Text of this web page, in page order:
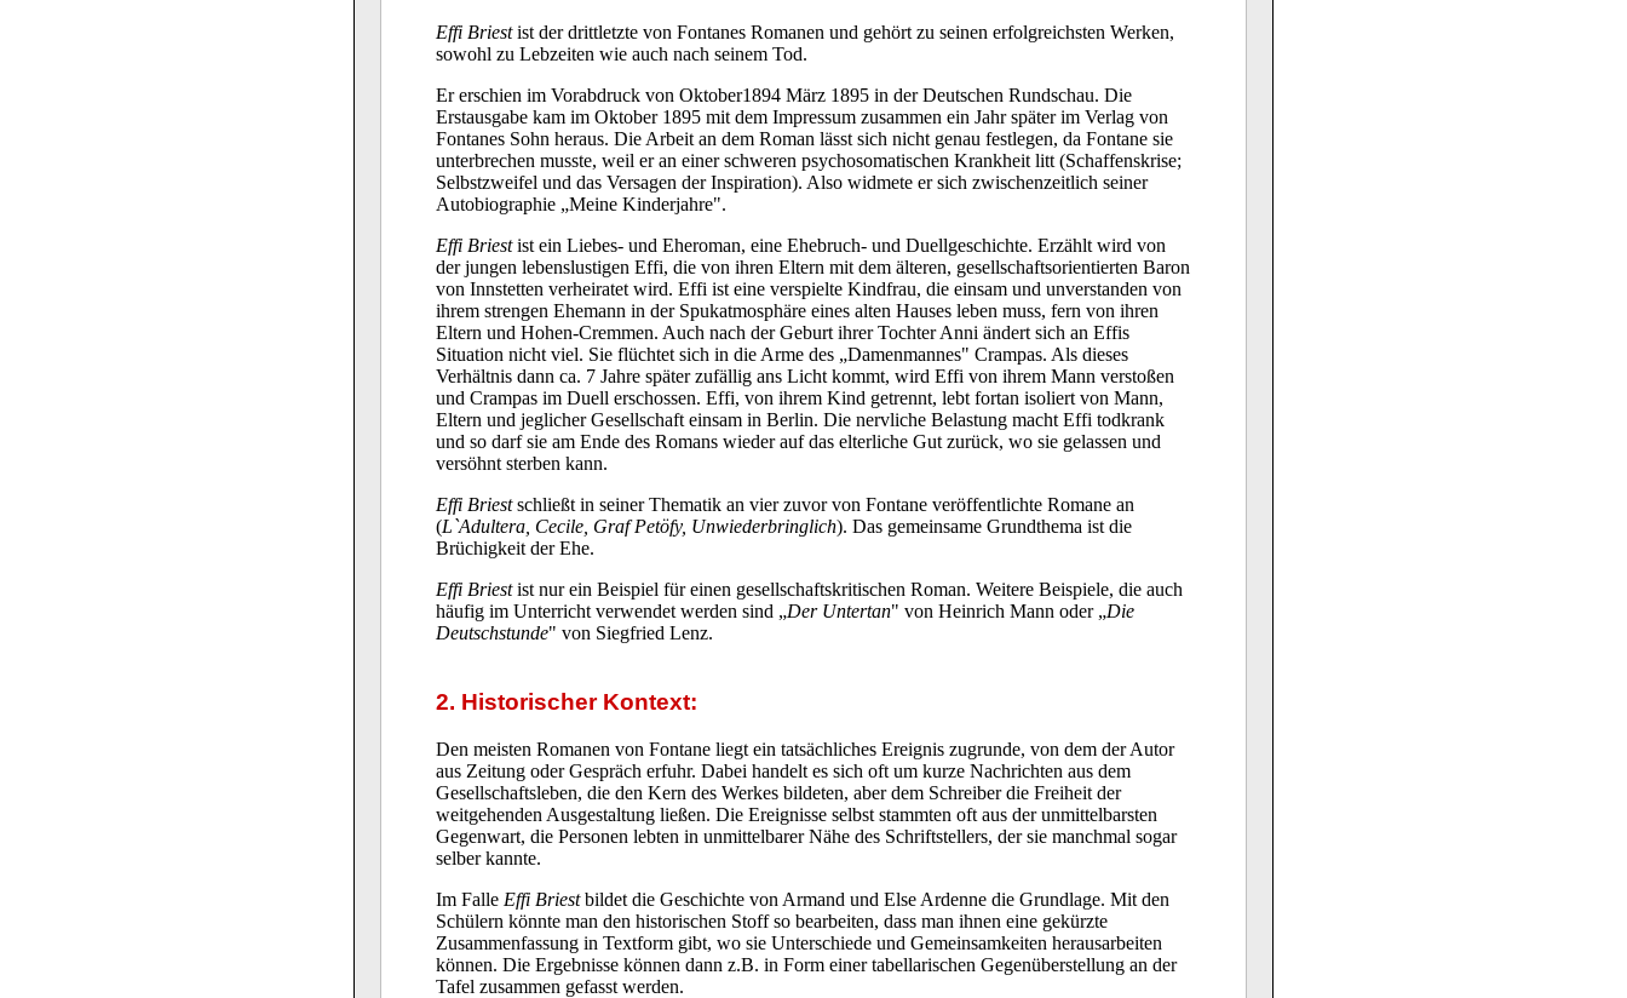
Effi Briestist der drittletzte von Fontanes Romanen und gehört zu seinen erfolgreichsten Werken,
sowohl zu Lebzeiten wie auch nach seinem Tod.
Er erschien im Vorabdruck von Oktober1894 März 1895 in der Deutschen Rundschau. Die
Erstausgabe kam im Oktober 1895 mit dem Impressum zusammen ein Jahr später im Verlag von
Fontanes Sohn heraus. Die Arbeit an dem Roman lässt sich nicht genau festlegen, da Fontane sie
unterbrechen musste, weil er an einer schweren psychosomatischen Krankheit litt (Schaffenskrise;
Selbstzweifel und das Versagen der Inspiration). Also widmete er sich zwischenzeitlich seiner
Autobiographie „Meine Kinderjahre".
Effi Briestist ein Liebes- und Eheroman, eine Ehebruch- und Duellgeschichte. Erzählt wird von
der jungen lebenslustigen Effi, die von ihren Eltern mit dem älteren, gesellschaftsorientierten Baron
von Innstetten verheiratet wird. Effi ist eine verspielte Kindfrau, die einsam und unverstanden von
ihrem strengen Ehemann in der Spukatmosphäre eines alten Hauses leben muss, fern von ihren
Eltern und Hohen-Cremmen. Auch nach der Geburt ihrer Tochter Anni ändert sich an Effis
Situation nicht viel. Sie flüchtet sich in die Arme des „Damenmannes" Crampas. Als dieses
Verhältnis dann ca. 7 Jahre später zufällig ans Licht kommt, wird Effi von ihrem Mann verstoßen
und Crampas im Duell erschossen. Effi, von ihrem Kind getrennt, lebt fortan isoliert von Mann,
Eltern und jeglicher Gesellschaft einsam in Berlin. Die nervliche Belastung macht Effi todkrank
und so darf sie am Ende des Romans wieder auf das elterliche Gut zurück, wo sie gelassen und
versöhnt sterben kann.
Effi Briestschließt in seiner Thematik an vier zuvor von Fontane veröffentlichte Romane an
(L`Adultera, Cecile, Graf Petöfy, Unwiederbringlich). Das gemeinsame Grundthema ist die
Brüchigkeit der Ehe.
Effi Briestist nur ein Beispiel für einen gesellschaftskritischen Roman. Weitere Beispiele, die auch
häufig im Unterricht verwendet werden sind „Der Untertan" von Heinrich Mann oder „Die
Deutschstunde" von Siegfried Lenz.
2. Historischer Kontext:
Den meisten Romanen von Fontane liegt ein tatsächliches Ereignis zugrunde, von dem der Autor
aus Zeitung oder Gespräch erfuhr. Dabei handelt es sich oft um kurze Nachrichten aus dem
Gesellschaftsleben, die den Kern des Werkes bildeten, aber dem Schreiber die Freiheit der
weitgehenden Ausgestaltung ließen. Die Ereignisse selbst stammten oft aus der unmittelbarsten
Gegenwart, die Personen lebten in unmittelbarer Nähe des Schriftstellers, der sie manchmal sogar
selber kannte.
Im Falle Effi Briestbildet die Geschichte von Armand und Else Ardenne die Grundlage. Mit den
Schülern könnte man den historischen Stoff so bearbeiten, dass man ihnen eine gekürzte
Zusammenfassung in Textform gibt, wo sie Unterschiede und Gemeinsamkeiten herausarbeiten
können. Die Ergebnisse können dann z.B. in Form einer tabellarischen Gegenüberstellung an der
Tafel zusammen gefasst werden.